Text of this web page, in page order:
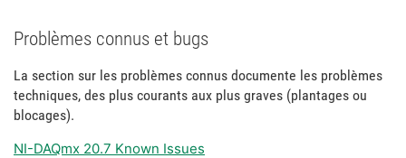
Problèmes connus et bugs
La section sur les problèmes connus documente les problèmes
techniques, des plus courants aux plus graves (plantages ou
blocages).
NI-DAQmx 20.7 Known Issues